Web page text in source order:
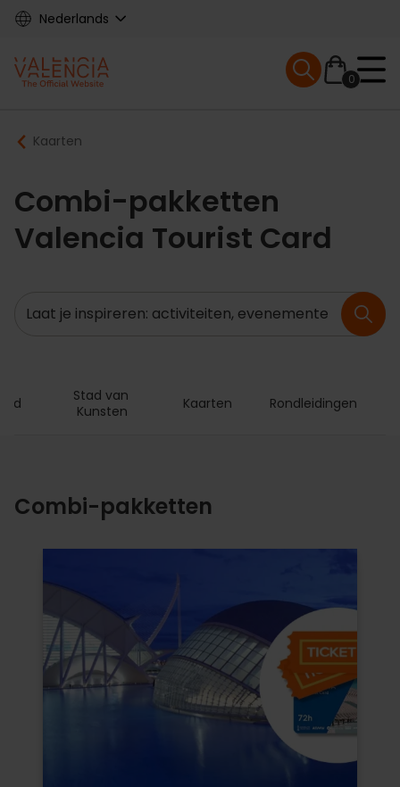
Skip
content
Nederlands
Main
navigation
0
Mobile menu
Breadcrumb
Kaarten
Combi-pakketten
Valencia Tourist Card
Zoeken
Stad van
Kunsten
Kaarten Rondleidingen
Combi-pakketten